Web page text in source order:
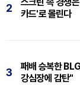
2
스크린 속 경쟁
카드'로 몰린다
3
패배 승복한
강심장에 감탄"